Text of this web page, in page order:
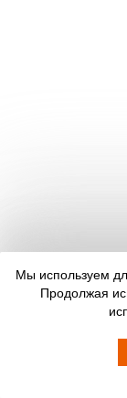
Мы используем
Продолжая